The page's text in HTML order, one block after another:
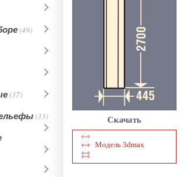
(49)
(37)
(33) Скачать
Модель 3dmax